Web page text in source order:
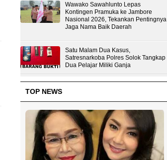
Wawako Sawahlunto Lepas
Kontingen Pramuka ke Jambore
Nasional 2026, Tekankan Pentingnya
Jaga Nama Baik Daerah
Satu Malam Dua Kasus,
Satresnarkoba Polres Solok Tangkap
Dua Pelajar Miliki Ganja
TOP NEWS